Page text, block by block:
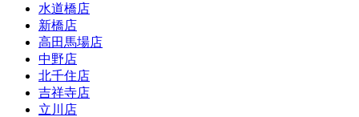
水道橋店
新橋店
高田馬場店
中野店
北千住店
吉祥寺店
立川店